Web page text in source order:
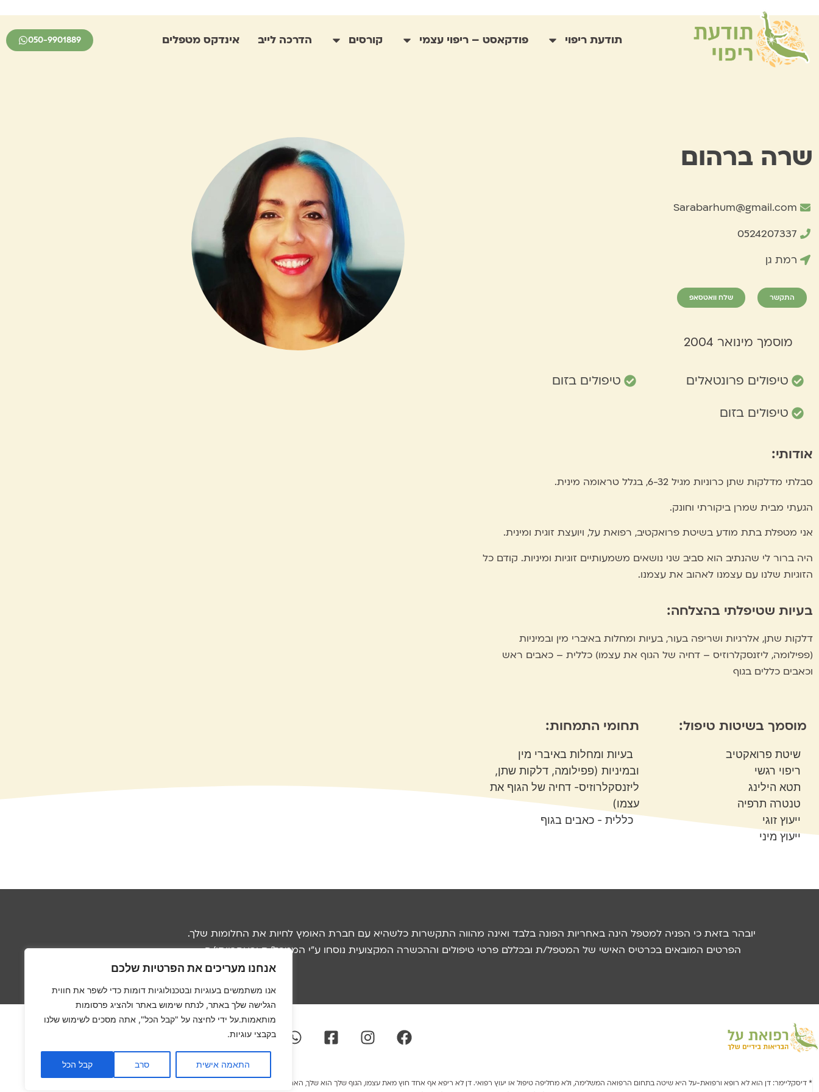
אנחנו מעריכים את הפרטיות שלכם
אנו משתמשים בעוגיות ובטכנולוגיות דומות כדי לשפר את חווית
הגלישה שלך באתר, לנתח שימוש באתר ולהציג פרסומות
מותאמות.על ידי לחיצה על "קבל הכל", אתה מסכים לשימוש שלנו
בקבצי עוגיות.
התאמה אישית סרב קבל הכל
תודעת ריפוי פודקאסט – ריפוי עצמי קורסים הדרכה לייב אינדקס מטפלים 050-9901889
שרה ברהום
Sarabarhum@gmail.com
0524207337
רמת גן
התקשר שלח וואטסאפ
מוסמך מינואר 2004
טיפולים פרונטאלים
טיפולים בזום
טיפולים בזום
אודותי:
סבלתי מדלקות שתן כרוניות מגיל 6-32, בגלל טראומה מינית.
הגעתי מבית שמרן ביקורתי וחונק.
אני מטפלת בתת מודע בשיטת פרואקטיב, רפואת על, ויועצת זוגית ומינית.
היה ברור לי שהנתיב הוא סביב שני נושאים משמעותיים זוגיות ומיניות. קודם כל
הזוגיות שלנו עם עצמנו לאהוב את עצמנו.
בעיות שטיפלתי בהצלחה:
דלקות שתן, אלרגיות ושריפה בעור, בעיות ומחלות באיברי מין ובמיניות
(פפילומה, ליזנסקלרוזיס – דחיה של הגוף את עצמו) כללית – כאבים ראש
וכאבים כללים בגוף
מוסמך בשיטות טיפול:
שיטת פרואקטיב
ריפוי רגשי
תטא הילינג
טנטרה תרפיה
ייעוץ זוגי
ייעוץ מיני
תחומי התמחות:
בעיות ומחלות באיברי מין
ובמיניות (פפילומה, דלקות שתן,
ליזנסקלרוזיס- דחיה של הגוף את
עצמו)
כללית - כאבים בגוף
יובהר בזאת כי הפניה למטפל הינה באחריות הפונה בלבד ואינה מהווה התקשרות כלשהיא עם חברת האומץ לחיות את החלומות שלך.
הפרטים המובאים בכרטיס האישי של המטפל/ת ובכללם פרטי טיפולים וההכשרה המקצועית נוסחו ע"י המטפל/ת ובאחריותו/ה.
* דיסקליימר: דן הוא לא רופא ורפואת-על היא שיטה בתחום הרפואה המשלימה, ולא מחליפה טיפול או יעוץ רפואי. דן לא ריפא אף אחד חוץ מאת עצמו, הגוף שלך הוא שלך, האחריות על הריפוי של הגוף שלך היא שלך… וזה בדיוק מה